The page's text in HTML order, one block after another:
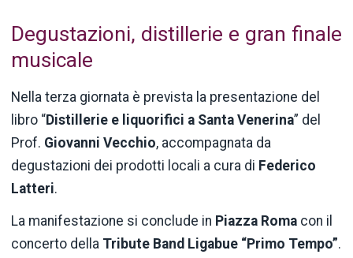
Degustazioni, distillerie e gran finale
musicale
Nella terza giornata è prevista la presentazione del
libro “Distillerie e liquorifici a Santa Venerina” del
Prof. Giovanni Vecchio, accompagnata da
degustazioni dei prodotti locali a cura di Federico
Latteri.
La manifestazione si conclude in Piazza Roma con il
concerto della Tribute Band Ligabue “Primo Tempo”.